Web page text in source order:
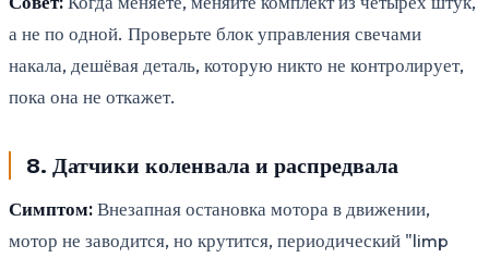
а не по одной. Проверьте блок управления свечами
накала, дешёвая деталь, которую никто не контролирует,
пока она не откажет.
8. Датчики коленвала и распредвала
Симптом:Внезапная остановка мотора в движении,
мотор не заводится, но крутится, периодический "limp